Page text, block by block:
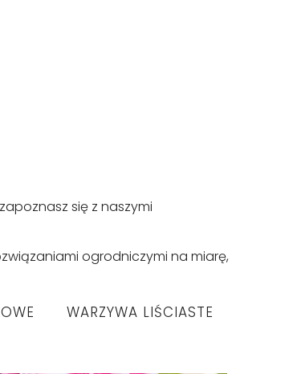
się z naszymi
ogrodniczymi na miarę,
WARZYWA LIŚCIASTE